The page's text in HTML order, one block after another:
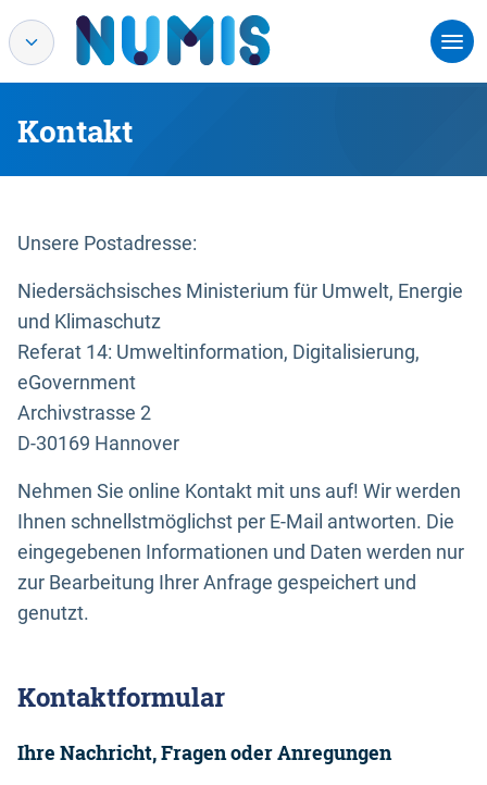
Kontakt
Unsere Postadresse:
Niedersächsisches Ministerium für Umwelt, Energie
und Klimaschutz
Referat 14: Umweltinformation, Digitalisierung,
eGovernment
Archivstrasse 2
D-30169 Hannover
Nehmen Sie online Kontakt mit uns auf! Wir werden
Ihnen schnellstmöglichst per E-Mail antworten. Die
eingegebenen Informationen und Daten werden nur
zur Bearbeitung Ihrer Anfrage gespeichert und
genutzt.
Kontaktformular
Ihre Nachricht, Fragen oder Anregungen